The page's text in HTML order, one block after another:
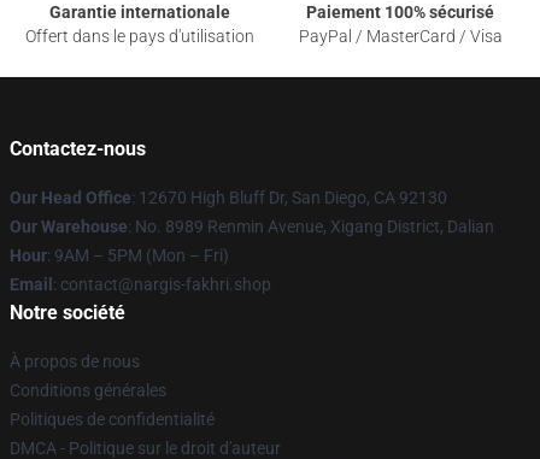
Garantie internationale
Offert dans le pays d'utilisation
Paiement 100% sécurisé
PayPal / MasterCard / Visa
Contactez-nous
Our Head Office: 12670 High Bluff Dr, San Diego, CA 92130
Our Warehouse: No. 8989 Renmin Avenue, Xigang District, Dalian
Hour: 9AM – 5PM (Mon – Fri)
Email : contact@nargis-fakhri.shop
Notre société
À propos de nous
Conditions générales
Politiques de confidentialité
DMCA - Politique sur le droit d'auteur